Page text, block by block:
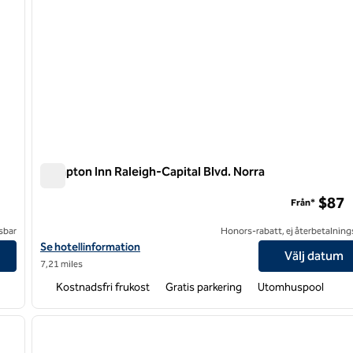
Hampton Inn Raleigh-Capital Blvd. Norra
Visa hotelldetaljer för Hampton Inn Raleigh-Capital Blvd. Norra
Se hotellinformation
7,21 miles
Från* $87
Honors-rabatt, ej
Välj datum
Kostnadsfri frukost Gratis parkering Utomhuspool
nästa bild1 av 12